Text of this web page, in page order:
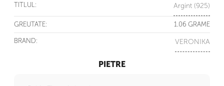
TITLUL: Argint (925)
GREUTATE: 1.06 GRAME
BRAND: VERONIKA
PIETRE